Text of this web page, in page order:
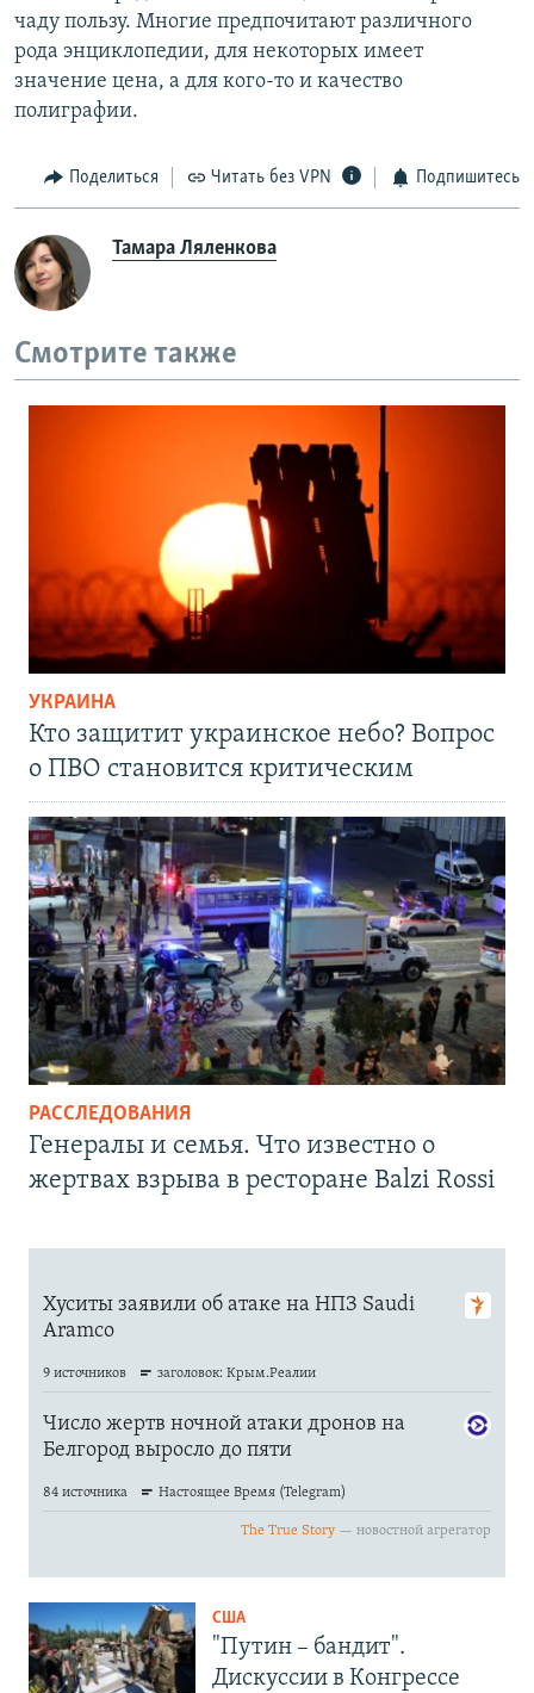
чаду пользу. Многие предпочитают различного
рода энциклопедии, для некоторых имеет
значение цена, а для кого-то и качество
полиграфии.
Поделиться Читать без VPN Подпишитесь
Тамара Ляленкова
Смотрите также
УКРАИНА
Кто защитит украинское небо? Вопрос
о ПВО становится критическим
РАССЛЕДОВАНИЯ
Генералы и семья. Что известно о
жертвах взрыва в ресторане Balzi Rossi
США
"Путин – бандит".
Дискуссии в Конгрессе